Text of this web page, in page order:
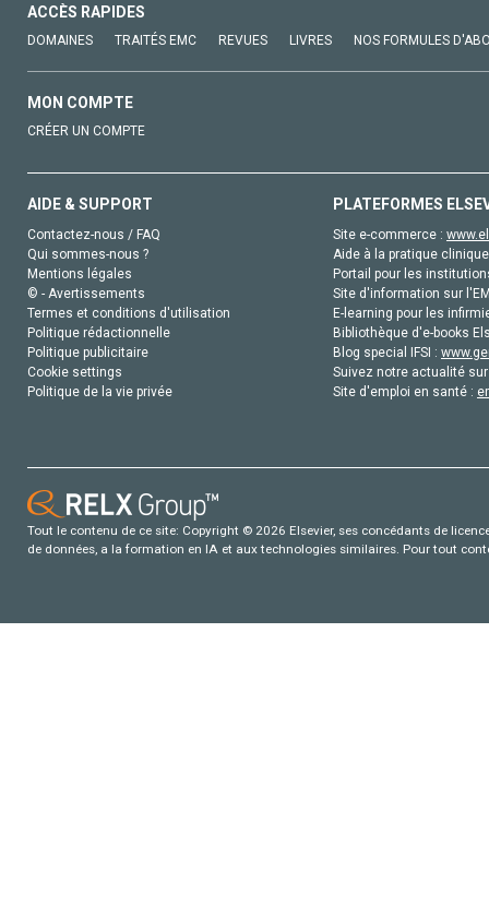
ACCÈS RAPIDES
DOMAINES TRAITÉS EMC REVUES LIVRES NOS FORMULES
MON COMPTE
CRÉER UN COMPTE
AIDE & SUPPORT
Contactez-nous / FAQ
Qui sommes-nous ?
Mentions légales
© - Avertissements
Termes et conditions d'utilisation
Politique rédactionnelle
Politique publicitaire
Cookie settings
Politique de la vie privée
PLATEFORMES
Site e-commerce :
Aide à la pratique
Portail pour les
Site d'information sur
E-learning pour les
Bibliothèque d'e-books
Blog special IFSI :
Suivez notre actualité
Site d'emploi en santé :
Tout le contenu de ce site: Copyright © 2026 Elsevier, ses concédants de
de données, a la formation en IA et aux technologies similaires. Pour tout